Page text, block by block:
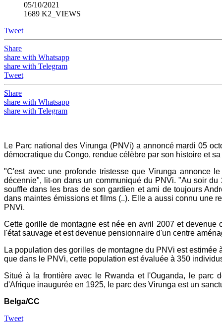
05/10/2021
1689 K2_VIEWS
Tweet
Share
share with Whatsapp
share with Telegram
Tweet
Share
share with Whatsapp
share with Telegram
Le Parc national des Virunga (PNVi) a annoncé mardi 05
démocratique du Congo, rendue célèbre par son histoire et
"C'est avec une profonde tristesse que Virunga annonce
décennie", lit-on dans un communiqué du PNVi. "Au soir
souffle dans les bras de son gardien et ami de toujours
dans maintes émissions et films (..). Elle a aussi connu une
PNVi.
Cette gorille de montagne est née en avril 2007 et
l'état sauvage et est devenue pensionnaire d'un centre
La population des gorilles de montagne du PNVi est
que dans le PNVi, cette population est évaluée à 350
Situé à la frontière avec le Rwanda et l'Ouganda, le parc
d'Afrique inaugurée en 1925, le parc des Virunga est un
Belga/CC
Tweet